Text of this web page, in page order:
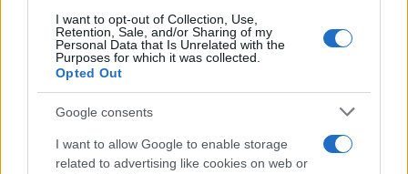
I want to opt-out of Collection, Use,
Retention, Sale, and/or Sharing of my
Personal Data that Is Unrelated with the
Purposes for which it was collected.
Opted Out
Google consents
I want to allow Google to enable storage
related to advertising like cookies on web or
„La ușa mea” – o poveste de dragoste în